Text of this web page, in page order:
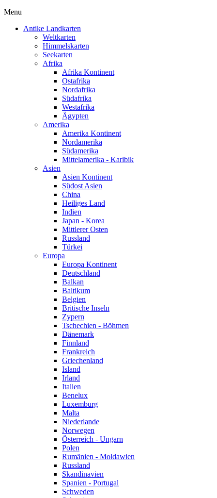
Menu
Antike Landkarten
Weltkarten
Himmelskarten
Seekarten
Afrika
Afrika Kontinent
Ostafrika
Nordafrika
Südafrika
Westafrika
Ägypten
Amerika
Amerika Kontinent
Nordamerika
Südamerika
Mittelamerika - Karibik
Asien
Asien Kontinent
Südost Asien
China
Heiliges Land
Indien
Japan - Korea
Mittlerer Osten
Russland
Türkei
Europa
Europa Kontinent
Deutschland
Balkan
Baltikum
Belgien
Britische Inseln
Zypern
Tschechien - Böhmen
Dänemark
Finnland
Frankreich
Griechenland
Island
Irland
Italien
Benelux
Luxemburg
Malta
Niederlande
Norwegen
Österreich - Ungarn
Polen
Rumänien - Moldawien
Russland
Skandinavien
Spanien - Portugal
Schweden